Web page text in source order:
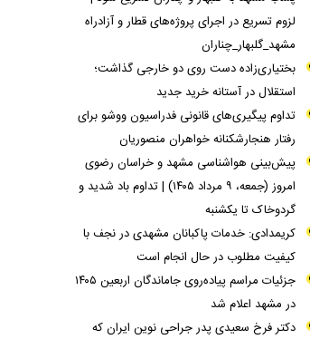
لزوم تسریع در اجرای پروژه‌های قطار و آزادراه
مشهد_گلبهار_چناران
بختیاری‌زاده دست روی دو خارجی گذاشت؛
استقلال در آستانه خرید جدید
تداوم پیگیری‌های قانونی فدراسیون ووشو برای
رفتار هنجارشکنانه خواهران منصوریان
پیش‌بینی هواشناسی مشهد و خراسان رضوی
امروز (جمعه، ۹ مرداد ۱۴۰۵) | تداوم باد شدید و
گردوخاک تا یکشنبه
کریمدادی: خدمات پاکبانان مشهدی در نجف با
کیفیت مطلوب در حال انجام است
جزئیات مراسم پیاده‌روی جاماندگان اربعین ۱۴۰۵
در مشهد اعلام شد
دکتر فرخ سعیدی پدر جراحی نوین ایران که